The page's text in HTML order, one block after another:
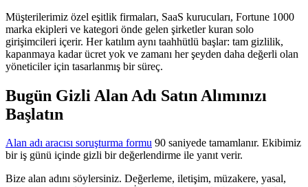
Müşterilerimiz özel eşitlik firmaları, SaaS kurucuları, Fortune 1000
marka ekipleri ve kategori önde gelen şirketler kuran solo
girişimcileri içerir. Her katılım aynı taahhütlü başlar: tam gizlilik,
kapanmaya kadar ücret yok ve zamanı her şeyden daha değerli olan
yöneticiler için tasarlanmış bir süreç.
Bugün Gizli Alan Adı Satın Alımınızı
Başlatın
Alan adı aracısı soruşturma formu 90 saniyede tamamlanır. Ekibimiz
bir iş günü içinde gizli bir değerlendirme ile yanıt verir.
Bize alan adını söylersiniz. Değerleme, iletişim, müzakere, yasal,